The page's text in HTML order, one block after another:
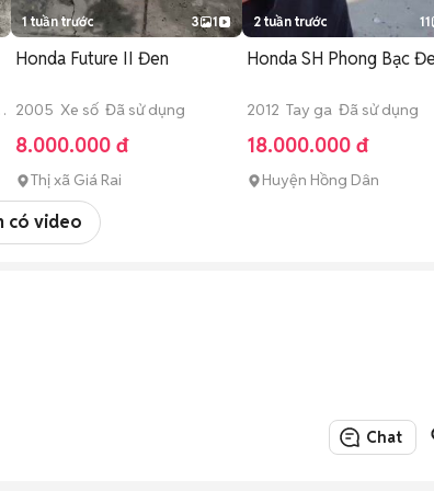
1 tuần trước 3 1
Honda Future II Đen
2005 Xe số Đã sử dụng
8.000.000 đ
Thị xã Giá Rai
2 tuần trước 11
Honda SH Phong Bạc
2012 Tay ga Đã sử dụng
18.000.000 đ
Huyện Hồng Dân
có video
Chat